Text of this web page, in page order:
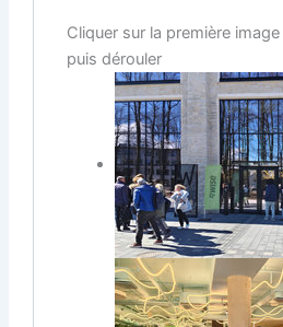
Cliquer sur la première
puis dérouler